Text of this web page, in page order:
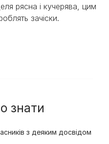
рясна і кучерява, цим
зачіски.
знати
з деяким досвідом